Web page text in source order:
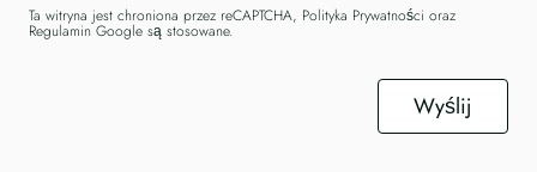
Ta witryna jest chroniona przez reCAPTCHA, Polityka Prywatności oraz
Regulamin Google są stosowane.